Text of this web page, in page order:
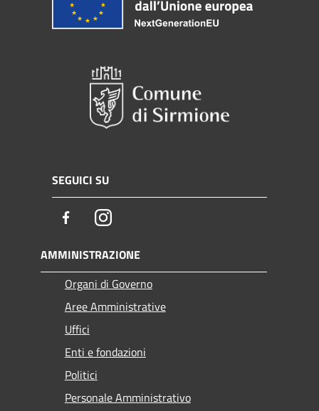
SEGUICI SU
FacebookInstagram
AMMINISTRAZIONE
Organi di Governo
Aree Amministrative
Uffici
Enti e fondazioni
Politici
Personale Amministrativo